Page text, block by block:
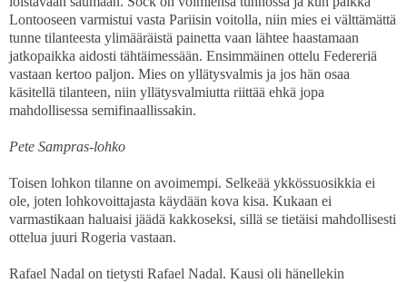
Lontooseen varmistui vasta Pariisin voitolla, niin mies ei välttämättä
tunne tilanteesta ylimääräistä painetta vaan lähtee haastamaan
jatkopaikka aidosti tähtäimessään. Ensimmäinen ottelu Federeriä
vastaan kertoo paljon. Mies on yllätysvalmis ja jos hän osaa
käsitellä tilanteen, niin yllätysvalmiutta riittää ehkä jopa
mahdollisessa semifinaallissakin.
Pete Sampras-lohko
Toisen lohkon tilanne on avoimempi. Selkeää ykkössuosikkia ei
ole, joten lohkovoittajasta käydään kova kisa. Kukaan ei
varmastikaan haluaisi jäädä kakkoseksi, sillä se tietäisi mahdollisesti
ottelua juuri Rogeria vastaan.
Rafael Nadal on tietysti Rafael Nadal. Kausi oli hänellekin